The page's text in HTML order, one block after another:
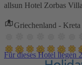
allsun Hotel Zorbas
Griechenland - Kreta
Für dieses Hotel liegen